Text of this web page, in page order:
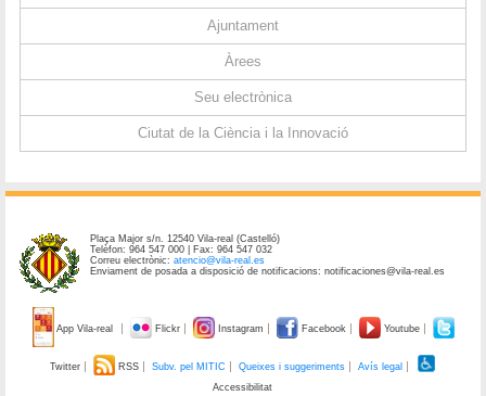
Ajuntament
Àrees
Seu electrònica
Ciutat de la Ciència i la Innovació
Plaça Major s/n. 12540 Vila-real (Castelló)
Telèfon: 964 547 000 | Fax: 964 547 032
Correu electrònic:atencio@vila-real.es
Enviament de posada a disposició de notificacions: notificaciones@vila-real.es
App Vila-real Flickr Instagram Facebook Youtube
Twitter RSS Subv. pel MITIC Queixes i suggeriments
Avís legal
Accessibilitat